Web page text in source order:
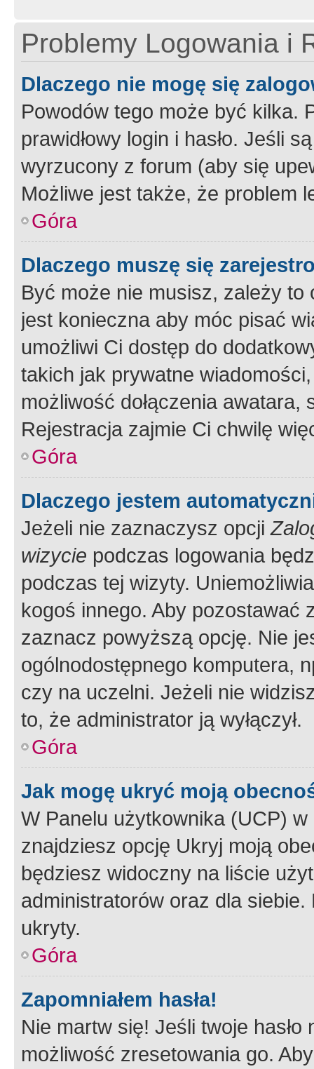
Problemy Logowania i
Dlaczego nie mogę się
Powodów tego może być kilka.
prawidłowy login i hasło. Jeśli
wyrzucony z forum (aby się
Możliwe jest także, że problem
Góra
Dlaczego muszę się
Być może nie musisz, zależy
jest konieczna aby móc pisać
umożliwi Ci dostęp do
takich jak prywatne
możliwość dołączenia
Rejestracja zajmie Ci chwilę
Góra
Dlaczego jestem
Jeżeli nie zaznaczysz opcji
wizycie podczas logowania
podczas tej wizyty.
kogoś innego. Aby pozostawać
zaznacz powyższą opcję. Nie
ogólnodostępnego komputera,
czy na uczelni. Jeżeli nie
to, że administrator ją wyłączył.
Góra
Jak mogę ukryć moją
W Panelu użytkownika (UCP) w
znajdziesz opcję Ukryj moją
będziesz widoczny na liście
administratorów oraz dla
ukryty.
Góra
Zapomniałem hasła!
Nie martw się! Jeśli twoje
możliwość zresetowania go.